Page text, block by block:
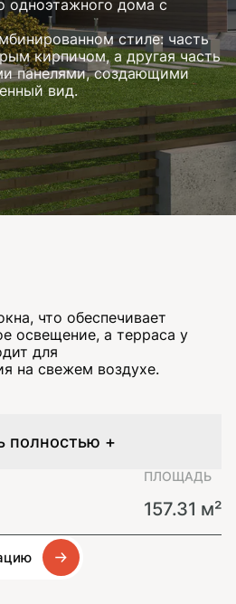
одноэтажного дома с
стиле: часть
кирпичом, а другая часть
панелями, создающими
вид.
что обеспечивает
освещение, а терраса у
для
на свежем воздухе.
полностью +
ПЛОЩАДЬ
157.31 м²